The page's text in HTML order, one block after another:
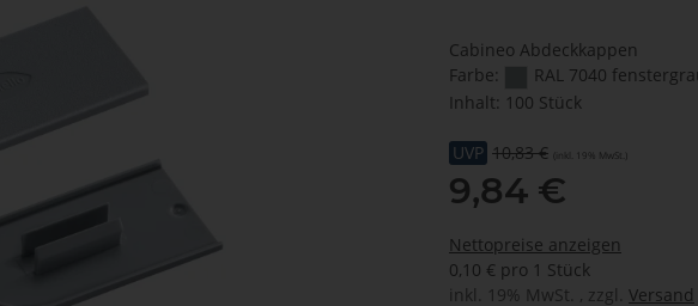
Cabineo Abdeckkappen
Farbe:
RAL 7040
Inhalt: 100 Stück
UVP 10,83 € (inkl. 19% MwSt.)
9,84 €
Nettopreise anzeigen
0,10 € pro 1 Stück
inkl. 19% MwSt. , zzgl. Versand